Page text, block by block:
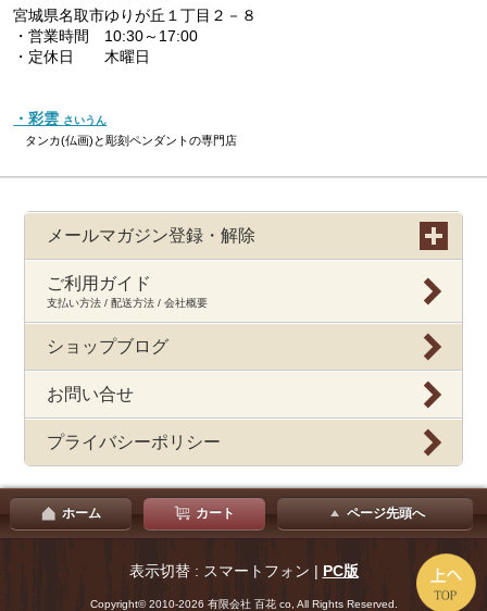
宮城県名取市ゆりが丘１丁目２－８
・営業時間 10:30～17:00
・定休日 木曜日
・彩雲 さいうん
タンカ(仏画)と彫刻ペンダントの専門店
メールマガジン登録・解除
ご利用ガイド
支払い方法 / 配送方法 / 会社概要
ショップブログ
お問い合せ
プライバシーポリシー
ホーム カート ページ先頭へ
表示切替 : スマートフォン | PC版
Copyright© 2010-2026 有限会社 百花 co, All Rights Reserved.